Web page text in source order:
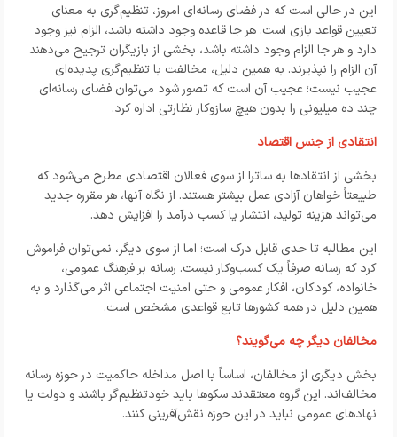
این در حالی است که در فضای رسانه‌ای امروز، تنظیم‌گری به معنای
تعیین قواعد بازی است. هر جا قاعده وجود داشته باشد، الزام نیز وجود
دارد و هر جا الزام وجود داشته باشد، بخشی از بازیگران ترجیح می‌دهند
آن الزام را نپذیرند. به همین دلیل، مخالفت با تنظیم‌گری پدیده‌ای
عجیب نیست؛ عجیب آن است که تصور شود می‌توان فضای رسانه‌ای
چند ده میلیونی را بدون هیچ سازوکار نظارتی اداره کرد.
انتقادی از جنس اقتصاد
بخشی از انتقادها به ساترا از سوی فعالان اقتصادی مطرح می‌شود که
طبیعتاً خواهان آزادی عمل بیشتر هستند. از نگاه آنها، هر مقرره جدید
می‌تواند هزینه تولید، انتشار یا کسب درآمد را افزایش دهد.
این مطالبه تا حدی قابل درک است؛ اما از سوی دیگر، نمی‌توان فراموش
کرد که رسانه صرفاً یک کسب‌وکار نیست. رسانه بر فرهنگ عمومی،
خانواده، کودکان، افکار عمومی و حتی امنیت اجتماعی اثر می‌گذارد و به
همین دلیل در همه کشورها تابع قواعدی مشخص است.
مخالفان دیگر چه می‌گویند؟
بخش دیگری از مخالفان، اساساً با اصل مداخله حاکمیت در حوزه رسانه
مخالف‌اند. این گروه معتقدند سکوها باید خودتنظیم‌گر باشند و دولت یا
نهادهای عمومی نباید در این حوزه نقش‌آفرینی کنند.